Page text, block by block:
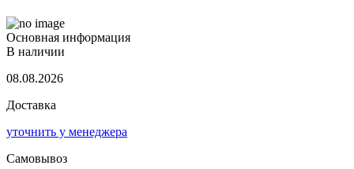
Основная информация
В наличии
08.08.2026
Доставка
уточнить у менеджера
Самовывоз